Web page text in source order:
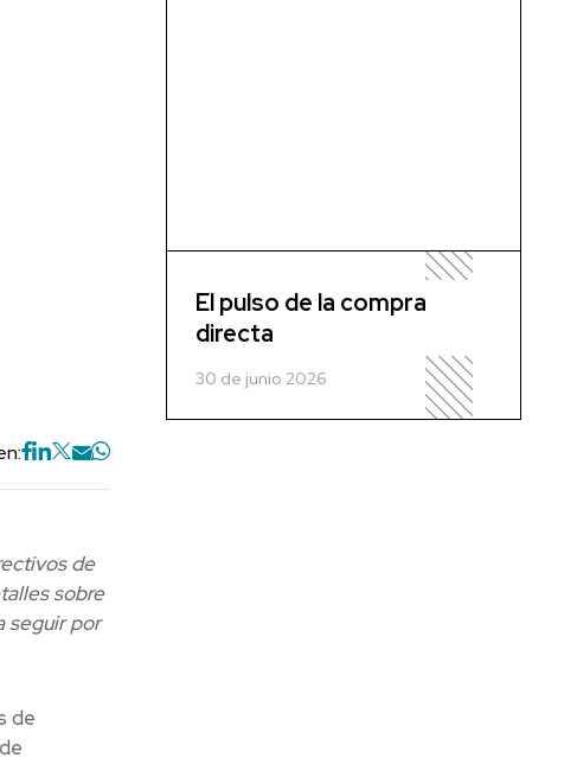
de
sobre
seguir por
de
El pulso de la compra
directa
30 de junio 2026